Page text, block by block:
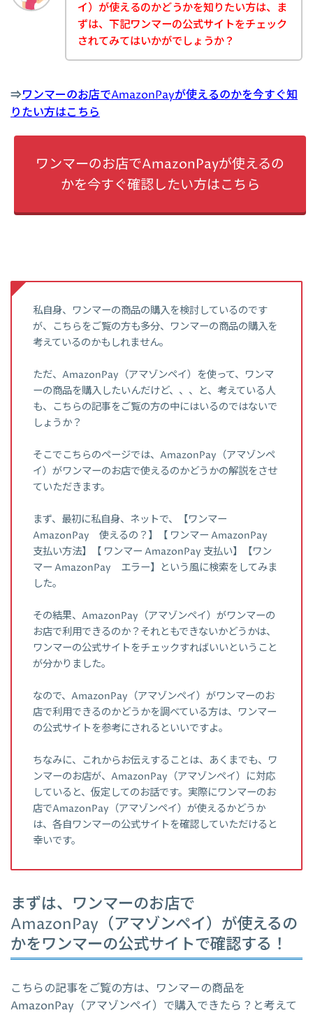
イ）が使えるのかどうかを知りたい方は、ま
ずは、下記ワンマーの公式サイトをチェック
されてみてはいかがでしょうか？
⇒ワンマーのお店でAmazonPayが使えるのかを今すぐ知
りたい方はこちら
ワンマーのお店でAmazonPayが使えるの
かを今すぐ確認したい方はこちら
私自身、ワンマーの商品の購入を検討しているのです
が、こちらをご覧の方も多分、ワンマーの商品の購入を
考えているのかもしれません。
ただ、AmazonPay（アマゾンペイ）を使って、ワンマ
ーの商品を購入したいんだけど、、、と、考えている人
も、こちらの記事をご覧の方の中にはいるのではないで
しょうか？
そこでこちらのページでは、AmazonPay（アマゾンペ
イ）がワンマーのお店で使えるのかどうかの解説をさせ
ていただきます。
まず、最初に私自身、ネットで、【ワンマー
AmazonPay 使えるの？】【 ワンマー AmazonPay
支払い方法】【 ワンマー AmazonPay 支払い】【ワン
マー AmazonPay エラー】という風に検索をしてみま
した。
その結果、AmazonPay（アマゾンペイ）がワンマーの
お店で利用できるのか？それともできないかどうかは、
ワンマーの公式サイトをチェックすればいいということ
が分かりました。
なので、AmazonPay（アマゾンペイ）がワンマーのお
店で利用できるのかどうかを調べている方は、ワンマー
の公式サイトを参考にされるといいですよ。
ちなみに、これからお伝えすることは、あくまでも、ワ
ンマーのお店が、AmazonPay（アマゾンペイ）に対応
していると、仮定してのお話です。実際にワンマーのお
店でAmazonPay（アマゾンペイ）が使えるかどうか
は、各自ワンマーの公式サイトを確認していただけると
幸いです。
まずは、ワンマーのお店で
AmazonPay（アマゾンペイ）が使えるの
かをワンマーの公式サイトで確認する！
こちらの記事をご覧の方は、ワンマーの商品を
AmazonPay（アマゾンペイ）で購入できたら？と考えて